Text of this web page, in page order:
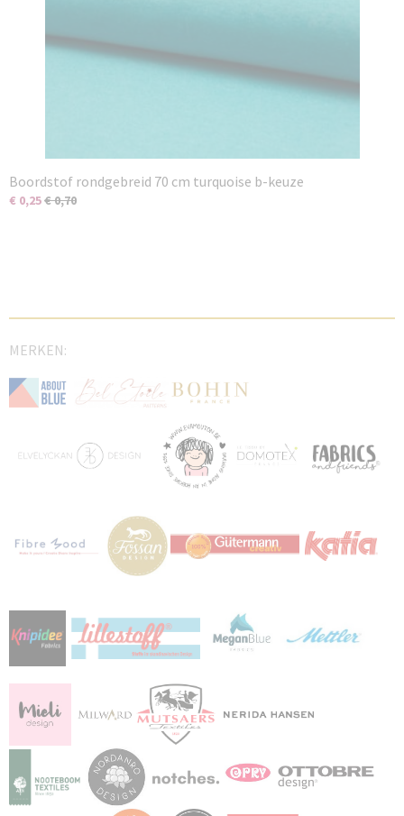
Boordstof rondgebreid 70 cm turquoise b-keuze
€ 0,25€ 0,70
MERKEN: